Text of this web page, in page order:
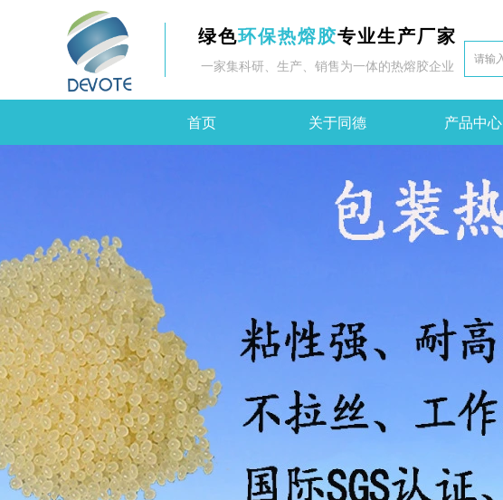
首页 关于同德 产品中心
绿色环保热熔胶专业生产厂家
一家集科研、生产、销售为一体的热熔胶企业